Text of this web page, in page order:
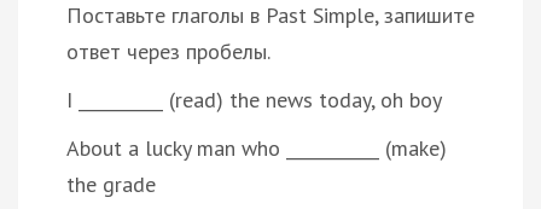
Поставьте глаголы в Past Simple, запишите
ответ через пробелы.
I __________ (read) the news today, oh boy
About a lucky man who ___________ (make)
the grade